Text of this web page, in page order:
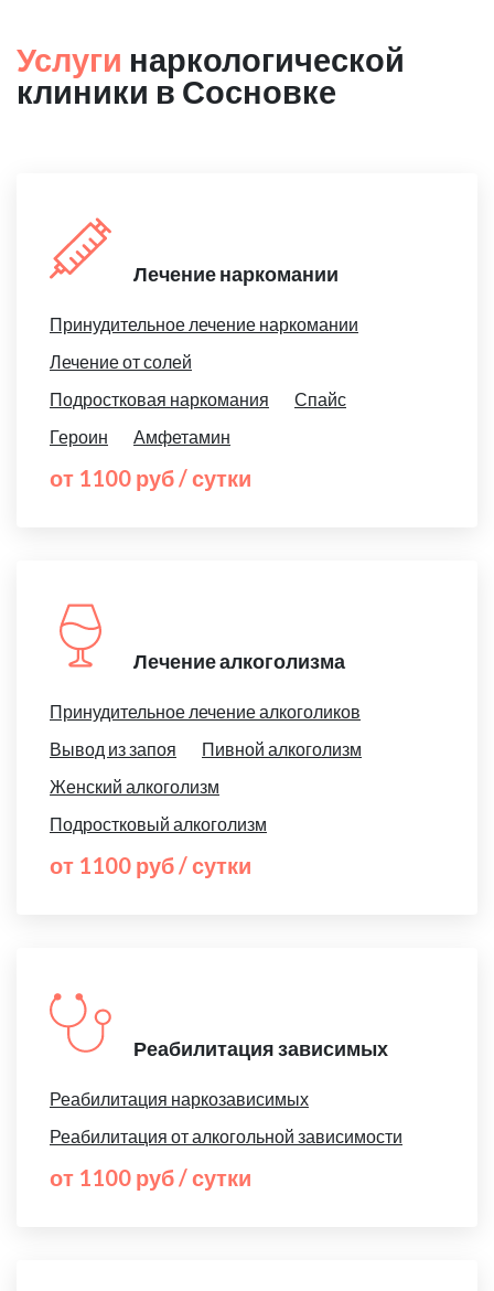
Услуги наркологической
клиники в Сосновке
Лечение наркомании
Принудительное лечение наркомании
Лечение от солей
Подростковая наркомания
Спайс
Героин
Амфетамин
от 1100 руб / сутки
Лечение алкоголизма
Принудительное лечение алкоголиков
Вывод из запоя
Пивной алкоголизм
Женский алкоголизм
Подростковый алкоголизм
от 1100 руб / сутки
Реабилитация зависимых
Реабилитация наркозависимых
Реабилитация от алкогольной зависимости
от 1100 руб / сутки